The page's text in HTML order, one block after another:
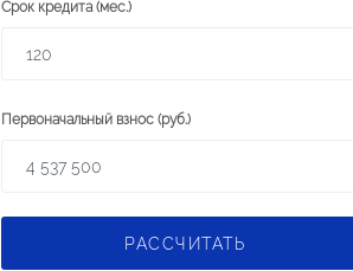
Срок кредита (мес.)
Первоначальный взнос (руб.)
РАССЧИТАТЬ